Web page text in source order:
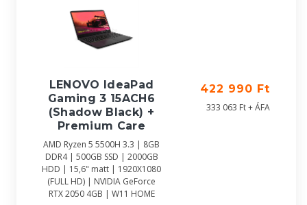
LENOVO IdeaPad
Gaming 3 15ACH6
(Shadow Black) +
Premium Care
AMD Ryzen 5 5500H 3.3 | 8GB
DDR4 | 500GB SSD | 2000GB
HDD | 15,6" matt | 1920X1080
(FULL HD) | NVIDIA GeForce
RTX 2050 4GB | W11 HOME
422 990 Ft
333 063 Ft + ÁFA